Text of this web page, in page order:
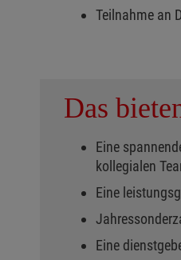
Teilnahme an
Das
Eine
kollegialen
Eine
Eine